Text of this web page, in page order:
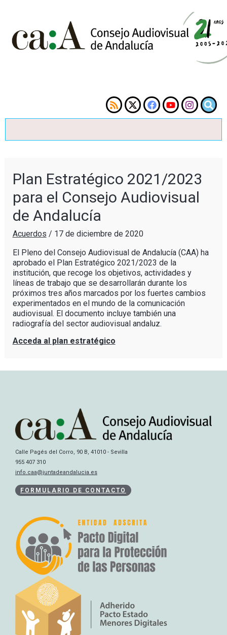
Plan Estratégico 2021/2023
para el Consejo Audiovisual
de Andalucía
Acuerdos / 17 de diciembre de 2020
El Pleno del Consejo Audiovisual de Andalucía (CAA) ha
aprobado el Plan Estratégico 2021/2023 de la
institución, que recoge los objetivos, actividades y
líneas de trabajo que se desarrollarán durante los
próximos tres años marcados por los fuertes cambios
experimentados en el mundo de la comunicación
audiovisual. El documento incluye también una
radiografía del sector audiovisual andaluz.
Acceda al plan estratégico
Calle Pagés del Corro, 90 B, 41010 - Sevilla
955 407 310
info.caa@juntadeandalucia.es
FORMULARIO DE CONTACTO